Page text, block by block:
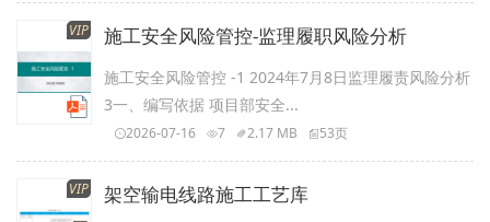
VIP 施工安全风险管控-监理履职风险分析
施工安全风险管控 -1 2024年7月8日监理履责风险分析
3一、编写依据 项目部安全...
2026-07-16 7 2.17 MB 53页
VIP 架空输电线路施工工艺库